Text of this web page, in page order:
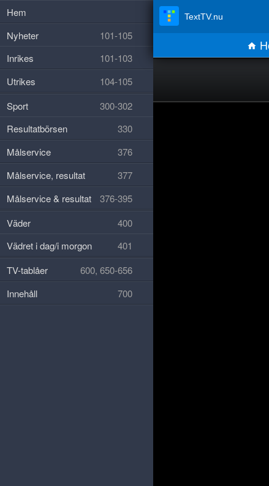
TextTV.nu
Hem
Nyheter
101-105
Inrikes
101-103
Utrikes
104-105
Sport
300-302
Resultatbörsen
330
Målservice
376
Målservice, resultat
377
Målservice & resultat
376-395
Väder
400
Vädret i dag/i morgon
401
TV-tablåer
600, 650-656
Innehåll
700